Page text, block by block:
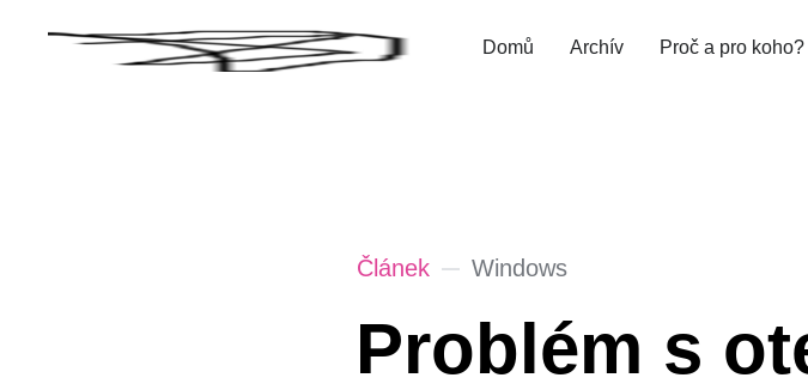
Domů Archív Proč a pro koho?
Článek Windows
Problém s